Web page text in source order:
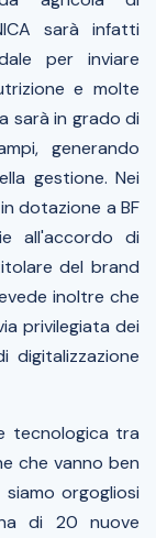
sarà infatti
per inviare
e molte
sarà in grado di
generando
gestione. Nei
dotazione a BF
all'accordo di
del brand
inoltre che
privilegiata dei
digitalizzazione
tecnologica tra
che vanno ben
orgogliosi
di 20 nuove